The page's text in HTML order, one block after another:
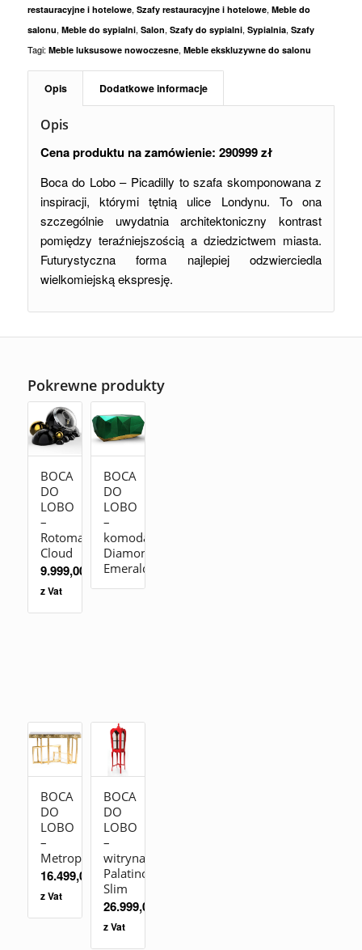
restauracyjne i hotelowe, Szafy restauracyjne i hotelowe, Meble do
salonu, Meble do sypialni, Salon, Szafy do sypialni, Sypialnia, Szafy
Tagi: Meble luksusowe nowoczesne, Meble ekskluzywne do salonu
Opis Dodatkowe informacje
Opis
Cena produktu na zamówienie: 290999 zł
Boca do Lobo – Picadilly to szafa skomponowana z
inspiracji, którymi tętnią ulice Londynu. To ona
szczególnie uwydatnia architektoniczny kontrast
pomiędzy teraźniejszością a dziedzictwem miasta.
Futurystyczna forma najlepiej odzwierciedla
wielkomiejską ekspresję.
Pokrewne produkty
BOCA
DO
LOBO
–
Rotomat
Cloud
9.999,00
z Vat
BOCA
DO
LOBO
–
komoda
Diamond
Emerald
BOCA
DO
LOBO
–
Metropolis
16.499,00
z Vat
BOCA
DO
LOBO
–
witryna
Palatino
Slim
26.999,00
z Vat